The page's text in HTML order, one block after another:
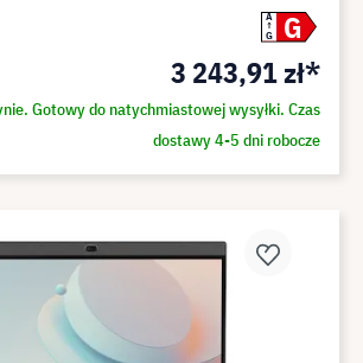
A
G
G
3 243,91 zł*
Gotowy do natychmiastowej wysyłki. Czas
dostawy 4-5 dni robocze